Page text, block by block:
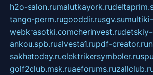
h2o-salon.rumalutkayork.ru
tango-perm.rugooddir.rusgv.su
webkrasotki.comcherinvest.ru
ankou.spb.rualvesta1.rupdf-creator.ru
sakhatoday.ruelektrikersymboler.ru
golf2club.msk.ruaeforums.ruzallclub.ru